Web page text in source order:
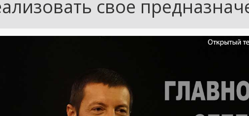
свое